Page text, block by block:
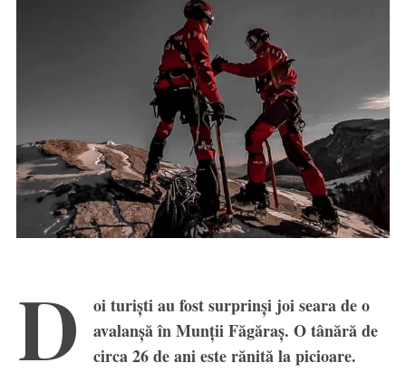
D
oi turiști au fost surprinși joi seara de o
avalanșă în Munții Făgăraș. O tânără de
circa 26 de ani este rănită la picioare.